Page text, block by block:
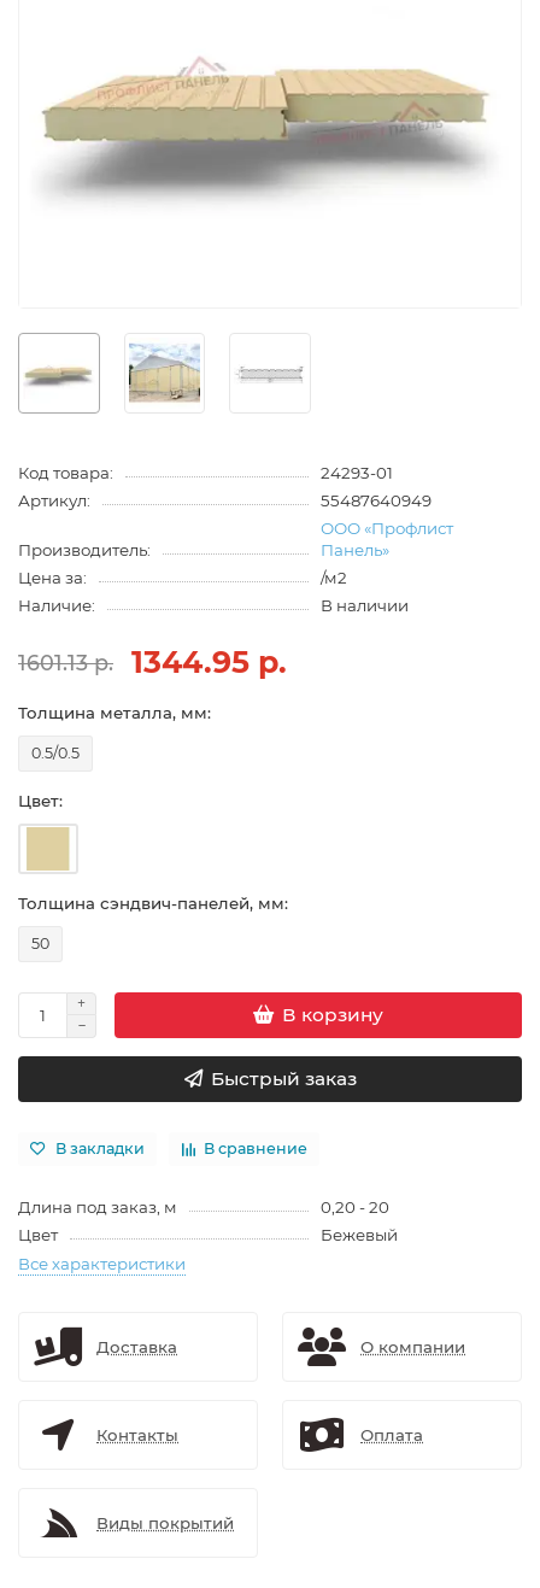
Код товара:
24293-01
Артикул:
55487640949
Производитель:
ООО «Профлист
Панель»
Цена за:
/м2
Наличие:
В наличии
1601.13 р. 1344.95 р.
Толщина металла, мм:
0.5/0.5
Цвет:
Толщина сэндвич-панелей, мм:
50
В корзину
Быстрый заказ
В закладки В сравнение
Длина под заказ, м
0,20 - 20
Цвет
Бежевый
Все характеристики
Доставка О компании
Контакты Оплата
Виды покрытий